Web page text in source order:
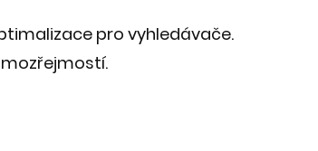
pro vyhledávače.